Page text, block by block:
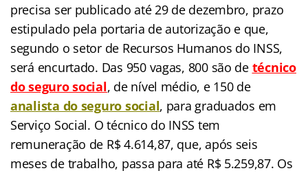
precisa ser publicado até 29 de dezembro, prazo
estipulado pela portaria de autorização e que,
segundo o setor de Recursos Humanos do INSS,
será encurtado. Das 950 vagas, 800 são de técnico
do seguro social, de nível médio, e 150 de
analista do seguro social, para graduados em
Serviço Social. O técnico do INSS tem
remuneração de R$ 4.614,87, que, após seis
meses de trabalho, passa para até R$ 5.259,87. Os